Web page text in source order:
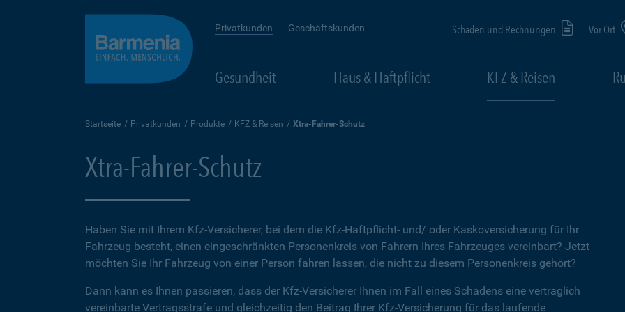
Privatkunden Geschäftskunden Schäden und Rechnungen Vor Ort
Gesundheit Haus & Haftpflicht KFZ & Reisen
Startseite Privatkunden Produkte KFZ & Reisen Xtra-Fahrer-Schutz
Xtra-Fahrer-Schutz
Haben Sie mit Ihrem Kfz-Versicherer, bei dem die Kfz-Haftpflicht- und/ oder Kaskoversicherung für Ihr
Fahrzeug besteht, einen eingeschränkten Personenkreis von Fahrern Ihres Fahrzeuges vereinbart? Jetzt
möchten Sie Ihr Fahrzeug von einer Person fahren lassen, die nicht zu diesem Personenkreis gehört?
Dann kann es Ihnen passieren, dass der Kfz-Versicherer Ihnen im Fall eines Schadens eine vertraglich
vereinbarte Vertragsstrafe und gleichzeitig den Beitrag Ihrer Kfz-Versicherung für das laufende